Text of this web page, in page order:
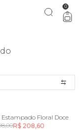
a gente aproveita! 0
Estampado Floral Doce
R$ 208,60